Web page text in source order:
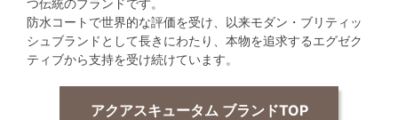
防水コートで世界的な評価を受け、以来モダン・ブリティッ
シュブランドとして長きにわたり、本物を追求するエグゼク
ティブから支持を受け続けています。
アクアスキュータム ブランドTOP